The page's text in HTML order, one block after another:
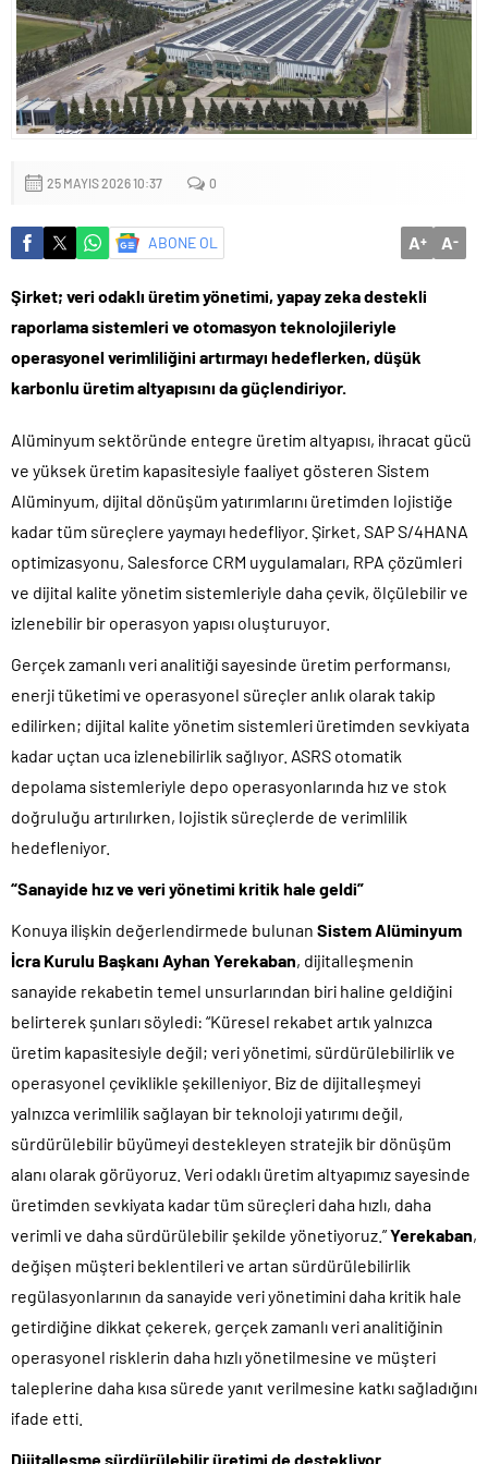
Sığacık’tan güçlü mesaj: “Deniz bizim, Sığacık hepimizin”
Maltepe’de çocuklar kitapların renkli dünyasında buluştu
25 MAYIS 2026 10:37 0
ABONE OL A+ A-
Şirket; veri odaklı üretim yönetimi, yapay zeka destekli
raporlama sistemleri ve otomasyon teknolojileriyle
operasyonel verimliliğini artırmayı hedeflerken, düşük
karbonlu üretim altyapısını da güçlendiriyor.
Alüminyum sektöründe entegre üretim altyapısı, ihracat gücü
ve yüksek üretim kapasitesiyle faaliyet gösteren Sistem
Alüminyum, dijital dönüşüm yatırımlarını üretimden lojistiğe
kadar tüm süreçlere yaymayı hedefliyor. Şirket, SAP S/4HANA
optimizasyonu, Salesforce CRM uygulamaları, RPA çözümleri
ve dijital kalite yönetim sistemleriyle daha çevik, ölçülebilir ve
izlenebilir bir operasyon yapısı oluşturuyor.
Gerçek zamanlı veri analitiği sayesinde üretim performansı,
enerji tüketimi ve operasyonel süreçler anlık olarak takip
edilirken; dijital kalite yönetim sistemleri üretimden sevkiyata
kadar uçtan uca izlenebilirlik sağlıyor. ASRS otomatik
depolama sistemleriyle depo operasyonlarında hız ve stok
doğruluğu artırılırken, lojistik süreçlerde de verimlilik
hedefleniyor.
“Sanayide hız ve veri yönetimi kritik hale geldi”
Konuya ilişkin değerlendirmede bulunan Sistem Alüminyum
İcra Kurulu Başkanı Ayhan Yerekaban, dijitalleşmenin
sanayide rekabetin temel unsurlarından biri haline geldiğini
belirterek şunları söyledi: “Küresel rekabet artık yalnızca
üretim kapasitesiyle değil; veri yönetimi, sürdürülebilirlik ve
operasyonel çeviklikle şekilleniyor. Biz de dijitalleşmeyi
yalnızca verimlilik sağlayan bir teknoloji yatırımı değil,
sürdürülebilir büyümeyi destekleyen stratejik bir dönüşüm
alanı olarak görüyoruz. Veri odaklı üretim altyapımız sayesinde
üretimden sevkiyata kadar tüm süreçleri daha hızlı, daha
verimli ve daha sürdürülebilir şekilde yönetiyoruz.”Yerekaban,
değişen müşteri beklentileri ve artan sürdürülebilirlik
regülasyonlarının da sanayide veri yönetimini daha kritik hale
getirdiğine dikkat çekerek, gerçek zamanlı veri analitiğinin
operasyonel risklerin daha hızlı yönetilmesine ve müşteri
taleplerine daha kısa sürede yanıt verilmesine katkı sağladığını
ifade etti.
Dijitalleşme sürdürülebilir üretimi de destekliyor